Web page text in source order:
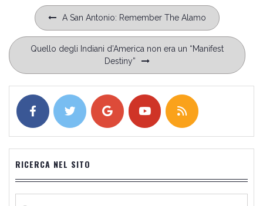
Navigazione
articoli
A San Antonio: Remember The Alamo
Quello degli Indiani d’America non era un “Manifest
Destiny”
RICERCA NEL SITO